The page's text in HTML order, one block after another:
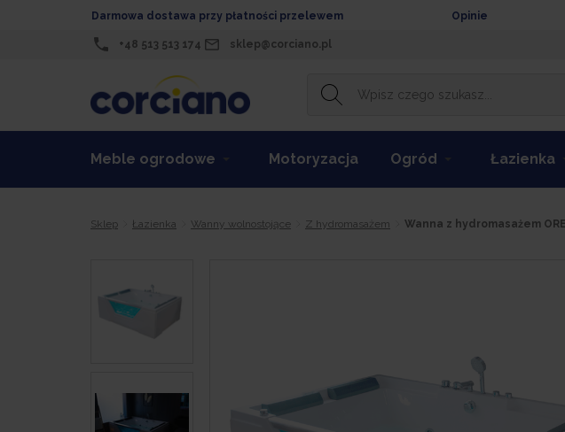
Darmowa dostawa przy płatności przelewem Opinie
+48 513 513 174 sklep@corciano.pl
Meble ogrodowe Motoryzacja Ogród Łazienka
Sklep Łazienka Wanny wolnostojące Z hydromasażem Wanna z hydromasażem